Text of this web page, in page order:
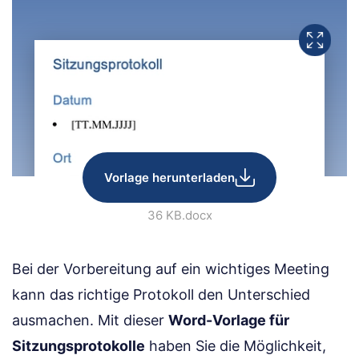
Vorlage herunterladen
36 KB.docx
Bei der Vorbereitung auf ein wichtiges Meeting
kann das richtige Protokoll den Unterschied
ausmachen. Mit dieser Word-Vorlage für
Sitzungsprotokolle haben Sie die Möglichkeit,